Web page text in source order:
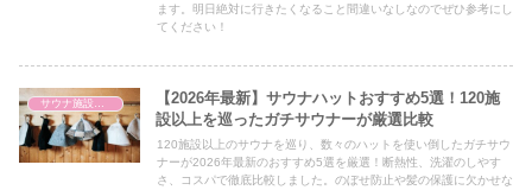
ます。明日絶対に行きたくなること間違いなしなのでぜひ参考にし
てください！
サウナ施設情報
【2026年最新】サウナハットおすすめ5選！120施
設以上を巡ったガチサウナーが厳選比較
120施設以上のサウナを巡り、数々のハットを使い倒したガチサウ
ナーが2026年最新のおすすめ5選を厳選！断熱性、洗濯のしやす
さ、コスパで徹底比較しました。のぼせ防止や髪の保護に欠かせな